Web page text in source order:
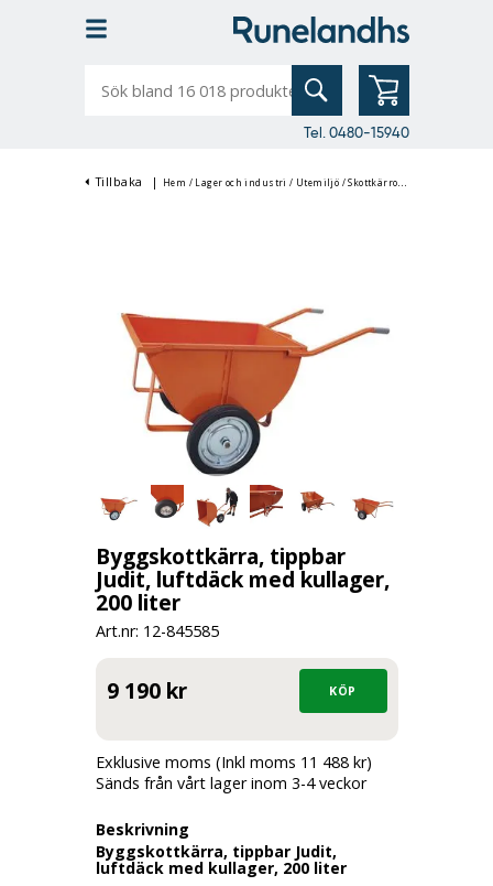
bland
Tel. 0480-15940
Tillbaka | Hem / Lager och industri / Utemiljö /Skottkärror
Byggskottkärra, tippbar
Judit, luftdäck med kullager,
200 liter
Art.nr: 12-845585
9 190 kr
Exklusive moms (Inkl moms 11 488 kr)
Sänds från vårt lager inom 3-4 veckor
Beskrivning
Byggskottkärra, tippbar Judit,
luftdäck med kullager, 200 liter